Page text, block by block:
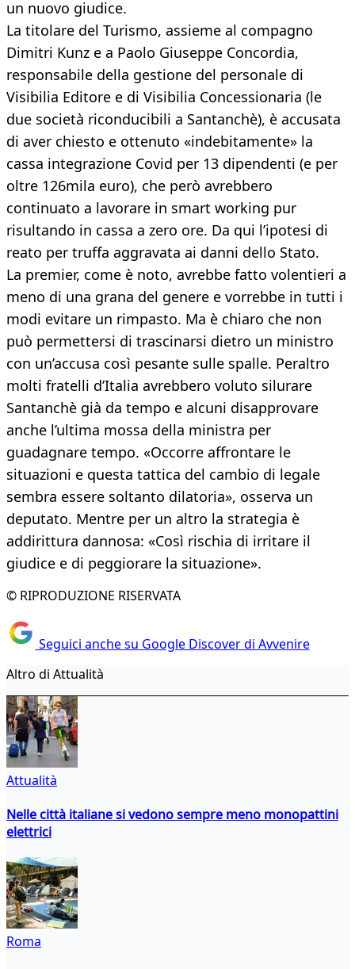
un nuovo giudice.
La titolare del Turismo, assieme al compagno
Dimitri Kunz e a Paolo Giuseppe Concordia,
responsabile della gestione del personale di
Visibilia Editore e di Visibilia Concessionaria (le
due società riconducibili a Santanchè), è accusata
di aver chiesto e ottenuto «indebitamente» la
cassa integrazione Covid per 13 dipendenti (e per
oltre 126mila euro), che però avrebbero
continuato a lavorare in smart working pur
risultando in cassa a zero ore. Da qui l’ipotesi di
reato per truffa aggravata ai danni dello Stato.
La premier, come è noto, avrebbe fatto volentieri a
meno di una grana del genere e vorrebbe in tutti i
modi evitare un rimpasto. Ma è chiaro che non
può permettersi di trascinarsi dietro un ministro
con un’accusa così pesante sulle spalle. Peraltro
molti fratelli d’Italia avrebbero voluto silurare
Santanchè già da tempo e alcuni disapprovare
anche l’ultima mossa della ministra per
guadagnare tempo. «Occorre affrontare le
situazioni e questa tattica del cambio di legale
sembra essere soltanto dilatoria», osserva un
deputato. Mentre per un altro la strategia è
addirittura dannosa: «Così rischia di irritare il
giudice e di peggiorare la situazione».
© RIPRODUZIONE RISERVATA
Seguici anche su Google Discover di Avvenire
Altro di Attualità
Attualità
Nelle città italiane si vedono sempre meno monopattini
elettrici
Roma